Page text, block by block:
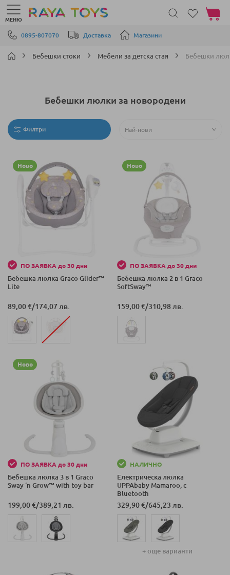
Прескачане към съдържанието
0895-807070 Доставка Магазини
МЕНЮ
Моята
Бебешки стоки Мебели за детска стая Бебешки
Бебешки люлки за новородени
Филтри
Ново
ПО ЗАЯВКА до 30 дни
Бебешка люлка Graco Glider™
Lite
89,00 €/174,07 лв.
Ново
ПО ЗАЯВКА до 30 дни
Бебешка люлка 2 в 1 Graco
SoftSway™
159,00 €/310,98 лв.
Ново
ПО ЗАЯВКА до 30 дни
Бебешка люлка 3 в 1 Graco
Sway ‘n Grow™ with toy bar
199,00 €/389,21 лв.
НАЛИЧНО
Електрическа люлка
UPPAbaby Mamaroo, с
Bluetooth
329,90 €/645,23 лв.
+ още варианти